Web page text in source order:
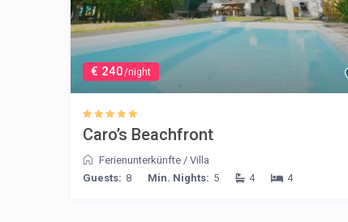
€ 240/night
Caro’s Beachfront
Ferienunterkünfte / Villa
Guests: 8 Min. Nights: 5 4 4